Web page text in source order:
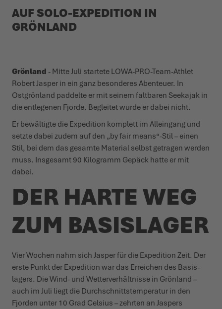
WINTERSCHUHE
WINTERSCHUHE
IT'S TIME TO TAME THE TERRAIN!
CHALLENGE ACCEPTED – WENN DIE BERGE NACH DIR
RUFEN
DER SOMMER WARTET DRAUSSEN
EVENTS
PRESSE
KARRIERE
AUF SOLO-EXPEDITION IN
GRÖNLAND
Grönland - Mitte Juli startete LOWA-PRO-Team-Athlet
Robert Jasper in ein ganz besonderes Abenteuer. In
Ostgrönland paddelte er mit seinem faltbaren Seekajak in
die entlegenen Fjorde. Begleitet wurde er dabei nicht.
Er bewältigte die Expedition komplett im Alleingang und
setzte dabei zudem auf den „by fair means“-Stil – einen
Stil, bei dem das gesamte Material selbst getragen werden
muss. Insgesamt 90 Kilogramm Gepäck hatte er mit
dabei.
DER HARTE WEG
ZUM BASISLAGER
Vier Wochen nahm sich Jasper für die Expedition Zeit. Der
erste Punkt der Expedition war das Erreichen des Basis­
lagers. Die Wind- und Wetter­ver­hältnisse in Grönland –
auch im Juli liegt die Durch­schnitt­stem­peratur in den
Fjorden unter 10 Grad Celsius – zehrten an Jaspers